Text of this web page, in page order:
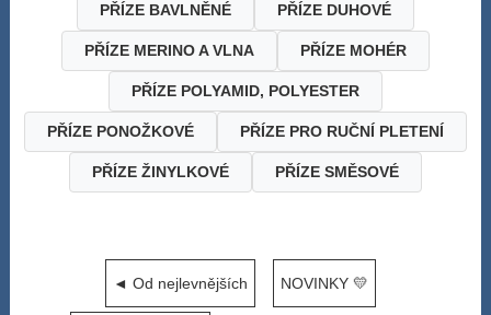
PŘÍZE BAVLNĚNÉ PŘÍZE DUHOVÉ
PŘÍZE MERINO A VLNA PŘÍZE MOHÉR
PŘÍZE POLYAMID, POLYESTER
PŘÍZE PONOŽKOVÉ PŘÍZE PRO RUČNÍ PLETENÍ
PŘÍZE ŽINYLKOVÉ PŘÍZE SMĚSOVÉ
◄ Od nejlevnějších NOVINKY 💛